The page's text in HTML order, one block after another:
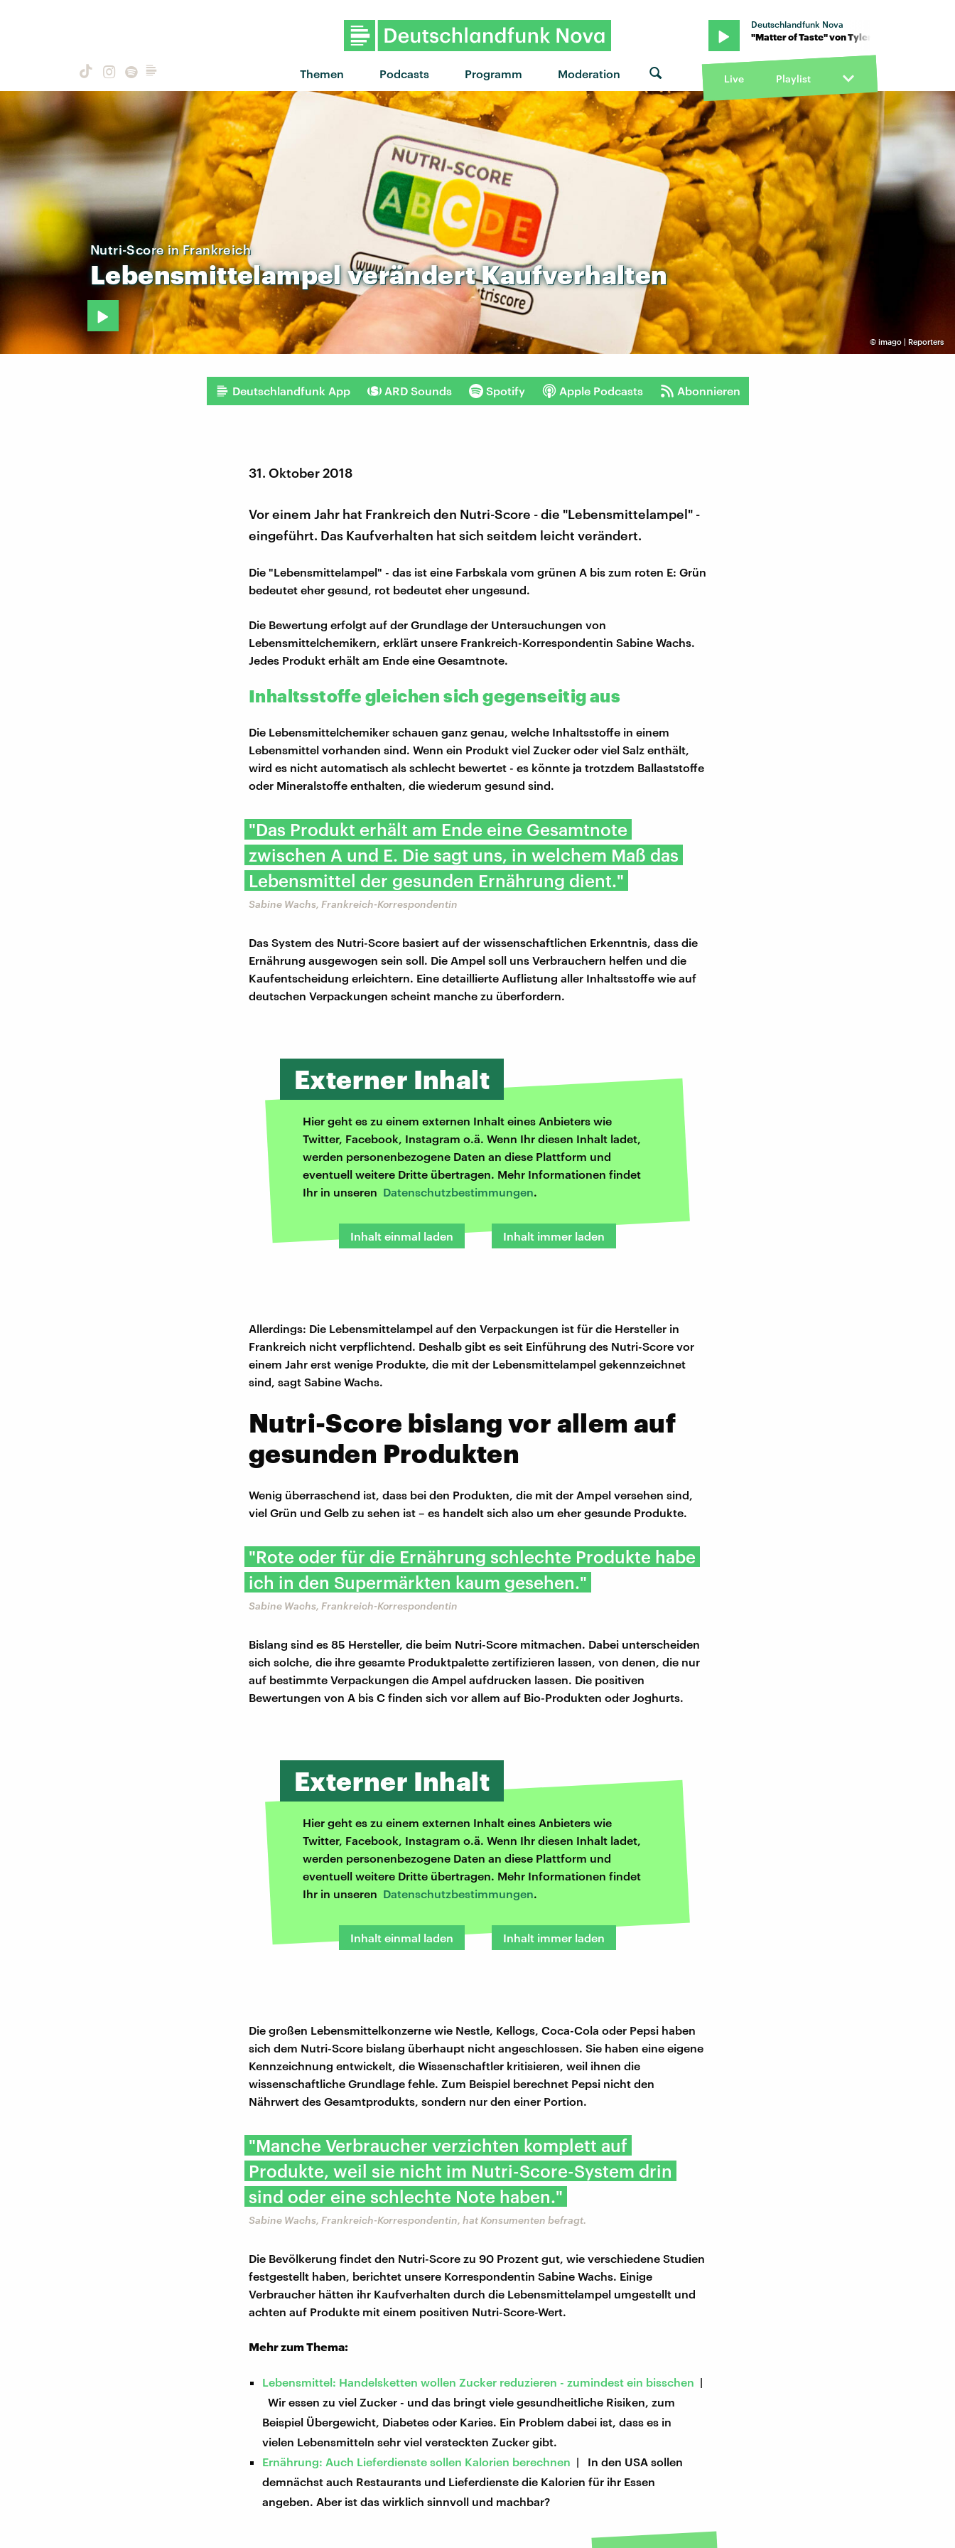
Themen Podcasts Programm Moderation
Deutschlandfunk Nova
"Matter of Taste" von Tyler Ballgame · "Matter of Taste" von Tyler Ballgame · "Matter of Taste"
Live Playlist
© imago | Reporters
Nutri-Score in Frankreich
LebensmittelampelverändertKaufverhalten
Deutschlandfunk App ARD Sounds Spotify Apple Podcasts Abonnieren
31. Oktober 2018
Vor einem Jahr hat Frankreich den Nutri-Score - die "Lebensmittelampel" -
eingeführt. Das Kaufverhalten hat sich seitdem leicht verändert.
Die "Lebensmittelampel" - das ist eine Farbskala vom grünen A bis zum roten E: Grün
bedeutet eher gesund, rot bedeutet eher ungesund.
Die Bewertung erfolgt auf der Grundlage der Untersuchungen von
Lebensmittelchemikern, erklärt unsere Frankreich-Korrespondentin Sabine Wachs.
Jedes Produkt erhält am Ende eine Gesamtnote.
Inhaltsstoffe gleichen sich gegenseitig aus
Die Lebensmittelchemiker schauen ganz genau, welche Inhaltsstoffe in einem
Lebensmittel vorhanden sind. Wenn ein Produkt viel Zucker oder viel Salz enthält,
wird es nicht automatisch als schlecht bewertet - es könnte ja trotzdem Ballaststoffe
oder Mineralstoffe enthalten, die wiederum gesund sind.
"Das Produkt erhält am Ende eine Gesamtnote
zwischen A und E. Die sagt uns, in welchem Maß das
Lebensmittel der gesunden Ernährung dient."
Sabine Wachs, Frankreich-Korrespondentin
Das System des Nutri-Score basiert auf der wissenschaftlichen Erkenntnis, dass die
Ernährung ausgewogen sein soll. Die Ampel soll uns Verbrauchern helfen und die
Kaufentscheidung erleichtern. Eine detaillierte Auflistung aller Inhaltsstoffe wie auf
deutschen Verpackungen scheint manche zu überfordern.
Externer Inhalt
Hier geht es zu einem externen Inhalt eines Anbieters wie
Twitter, Facebook, Instagram o.ä. Wenn Ihr diesen Inhalt ladet,
werden personenbezogene Daten an diese Plattform und
eventuell weitere Dritte übertragen. Mehr Informationen findet
Ihr in unseren Datenschutzbestimmungen.
Inhalt einmal laden Inhalt immer laden
Allerdings: Die Lebensmittelampel auf den Verpackungen ist für die Hersteller in
Frankreich nicht verpflichtend. Deshalb gibt es seit Einführung des Nutri-Score vor
einem Jahr erst wenige Produkte, die mit der Lebensmittelampel gekennzeichnet
sind, sagt Sabine Wachs.
Nutri-Score bislang vor allem auf
gesunden Produkten
Wenig überraschend ist, dass bei den Produkten, die mit der Ampel versehen sind,
viel Grün und Gelb zu sehen ist – es handelt sich also um eher gesunde Produkte.
"Rote oder für die Ernährung schlechte Produkte habe
ich in den Supermärkten kaum gesehen."
Sabine Wachs, Frankreich-Korrespondentin
Bislang sind es 85 Hersteller, die beim Nutri-Score mitmachen. Dabei unterscheiden
sich solche, die ihre gesamte Produktpalette zertifizieren lassen, von denen, die nur
auf bestimmte Verpackungen die Ampel aufdrucken lassen. Die positiven
Bewertungen von A bis C finden sich vor allem auf Bio-Produkten oder Joghurts.
Externer Inhalt
Hier geht es zu einem externen Inhalt eines Anbieters wie
Twitter, Facebook, Instagram o.ä. Wenn Ihr diesen Inhalt ladet,
werden personenbezogene Daten an diese Plattform und
eventuell weitere Dritte übertragen. Mehr Informationen findet
Ihr in unseren Datenschutzbestimmungen.
Inhalt einmal laden Inhalt immer laden
Die großen Lebensmittelkonzerne wie Nestle, Kellogs, Coca-Cola oder Pepsi haben
sich dem Nutri-Score bislang überhaupt nicht angeschlossen. Sie haben eine eigene
Kennzeichnung entwickelt, die Wissenschaftler kritisieren, weil ihnen die
wissenschaftliche Grundlage fehle. Zum Beispiel berechnet Pepsi nicht den
Nährwert des Gesamtprodukts, sondern nur den einer Portion.
"Manche Verbraucher verzichten komplett auf
Produkte, weil sie nicht im Nutri-Score-System drin
sind oder eine schlechte Note haben."
Sabine Wachs, Frankreich-Korrespondentin, hat Konsumenten befragt.
Die Bevölkerung findet den Nutri-Score zu 90 Prozent gut, wie verschiedene Studien
festgestellt haben, berichtet unsere Korrespondentin Sabine Wachs. Einige
Verbraucher hätten ihr Kaufverhalten durch die Lebensmittelampel umgestellt und
achten auf Produkte mit einem positiven Nutri-Score-Wert.
Mehr zum Thema:
Lebensmittel: Handelsketten wollen Zucker reduzieren - zumindest ein bisschen |
Wir essen zu viel Zucker - und das bringt viele gesundheitliche Risiken, zum
Beispiel Übergewicht, Diabetes oder Karies. Ein Problem dabei ist, dass es in
vielen Lebensmitteln sehr viel versteckten Zucker gibt.
Ernährung: Auch Lieferdienste sollen Kalorien berechnen | In den USA sollen
demnächst auch Restaurants und Lieferdienste die Kalorien für ihr Essen
angeben. Aber ist das wirklich sinnvoll und machbar?